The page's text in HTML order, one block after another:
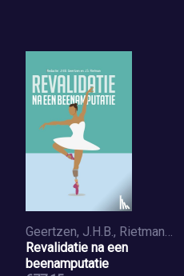
Geertzen, J.H.B., Rietman, J.S.
Revalidatie na een
beenamputatie